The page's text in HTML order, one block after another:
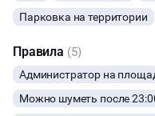
Парковка на территории
Правила (5)
Администратор на
Можно шуметь после
КОНФЕРЕНЦИИ
ДЕГУСТАЦИИ
ЧАЕПИТИЕ